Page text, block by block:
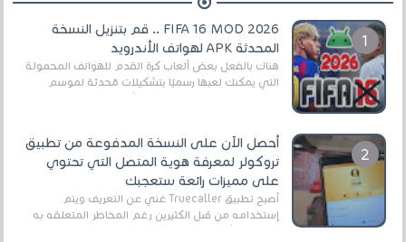
FIFA 16 MOD 2026 .. قم بتنزيل النسخة
المحدثة APK لهواتف الأندرويد
هناك بالفعل بعض ألعاب كرة القدم للهواتف المحمولة
التي يمكنك لعبها رسميًا بتشكيلات مُحدثة لموسم
أحصل الآن على النسخة المدفوعة من تطبيق
تروكولر لمعرفة هوية المتصل التي تحتوي
على مميزات رائعة ستعجبك
أصبح تطبيق Truecaller غني عن التعريف ويتم
إستخدامه من قبل الكثيرين رغم المخاطر المتعلقه به